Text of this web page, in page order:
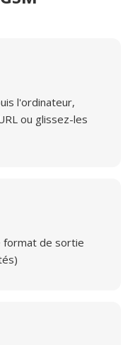
l'ordinateur,
ou glissez-les
format de sortie